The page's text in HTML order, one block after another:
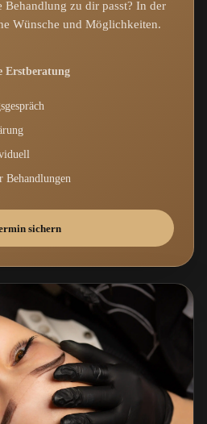
Behandlung zu dir passt? In der
Wünsche und Möglichkeiten.
Erstberatung
Behandlungen
sichern